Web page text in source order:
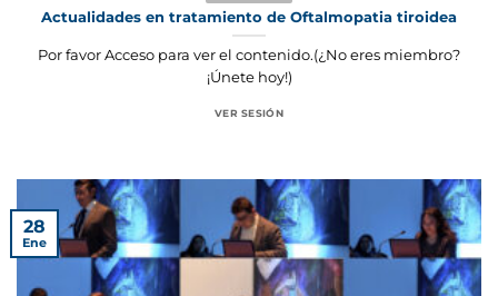
Actualidades en tratamiento de Oftalmopatia tiroidea
Por favor Acceso para ver el contenido.(¿No eres miembro?
¡Únete hoy!)
VER SESIÓN
28
Ene